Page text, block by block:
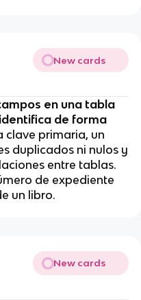
New cards
en una tabla
de forma
clave primaria, un
duplicados ni nulos y
entre tablas.
de expediente
un libro.
New cards